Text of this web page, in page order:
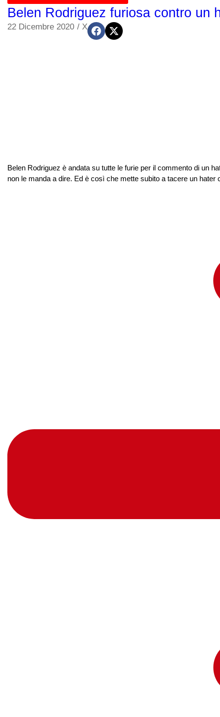
Belen Rodriguez furiosa contro un
22 Dicembre 2020 / X
Belen Rodriguez è andata su tutte le furie per il commento di un
non le manda a dire. Ed è così che mette subito a tacere un